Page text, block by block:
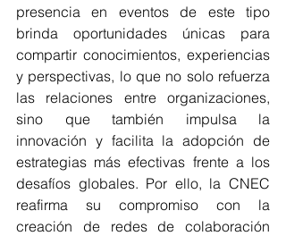
presencia en eventos de este tipo
brinda oportunidades únicas para
compartir conocimientos, experiencias
y perspectivas, lo que no solo refuerza
las relaciones entre organizaciones,
sino que también impulsa la
innovación y facilita la adopción de
estrategias más efectivas frente a los
desafíos globales. Por ello, la CNEC
reafirma su compromiso con la
creación de redes de colaboración